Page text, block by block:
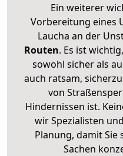
Ein weiterer
Vorbereitung eines
Laucha an der
Routen. Es ist
sowohl sicher als
auch ratsam,
von
Hindernissen ist.
wir Spezialisten
Planung, damit
Sachen